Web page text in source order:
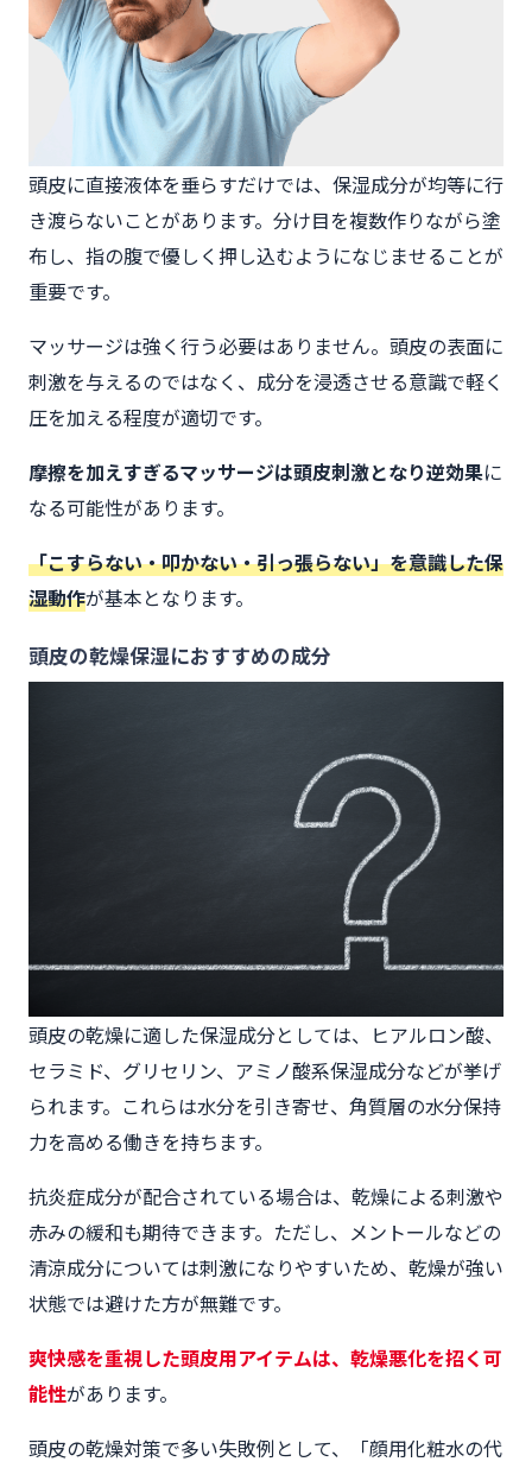
頭皮に直接液体を垂らすだけでは、保湿成分が均等に行
き渡らないことがあります。分け目を複数作りながら塗
布し、指の腹で優しく押し込むようになじませることが
重要です。
マッサージは強く行う必要はありません。頭皮の表面に
刺激を与えるのではなく、成分を浸透させる意識で軽く
圧を加える程度が適切です。
摩擦を加えすぎるマッサージは頭皮刺激となり逆効果に
なる可能性があります。
「こすらない・叩かない・引っ張らない」を意識した保
湿動作が基本となります。
頭皮の乾燥保湿におすすめの成分
頭皮の乾燥に適した保湿成分としては、ヒアルロン酸、
セラミド、グリセリン、アミノ酸系保湿成分などが挙げ
られます。これらは水分を引き寄せ、角質層の水分保持
力を高める働きを持ちます。
抗炎症成分が配合されている場合は、乾燥による刺激や
赤みの緩和も期待できます。ただし、メントールなどの
清涼成分については刺激になりやすいため、乾燥が強い
状態では避けた方が無難です。
爽快感を重視した頭皮用アイテムは、乾燥悪化を招く可
能性があります。
頭皮の乾燥対策で多い失敗例として、「顔用化粧水の代